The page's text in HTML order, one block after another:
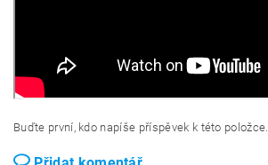
Buďte první, kdo napíše příspěvek k této položce.